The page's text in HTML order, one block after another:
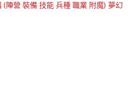
(陣營 裝備 技能 兵種 職業 附魔) 夢幻